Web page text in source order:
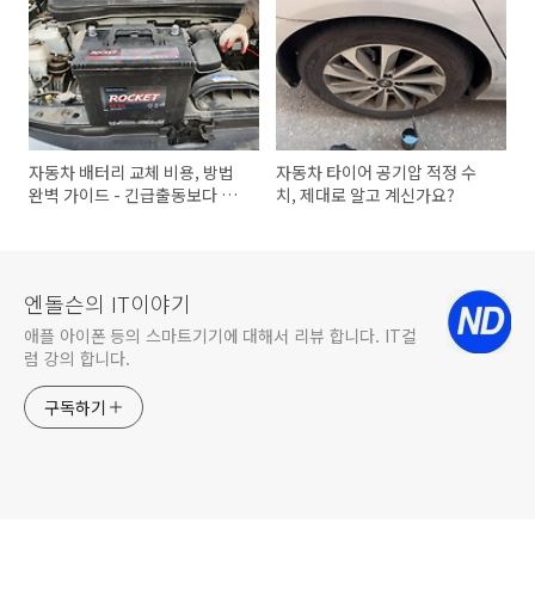
자동차 배터리 교체 비용, 방법
완벽 가이드 - 긴급출동보다 경
자동차 타이어 공기압 적정 수
치, 제대로 알고 계신가요?
엔돌슨의 IT이야기
애플 아이폰 등의 스마트기기에 대해서 리뷰 합니다. IT컬
럼 강의 합니다.
구독하기